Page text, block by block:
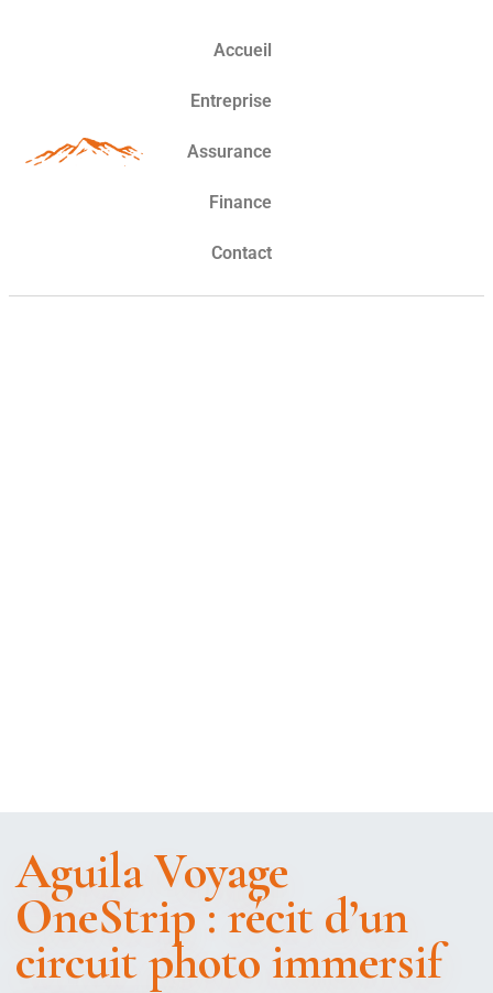
Accueil
Entreprise
Assurance
Finance
Contact
Aguila Voyage
OneStrip : récit d’un
circuit photo immersif